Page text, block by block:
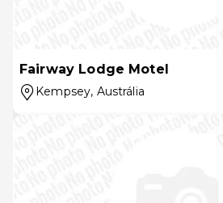
Fairway Lodge Motel
Kempsey, Austrália